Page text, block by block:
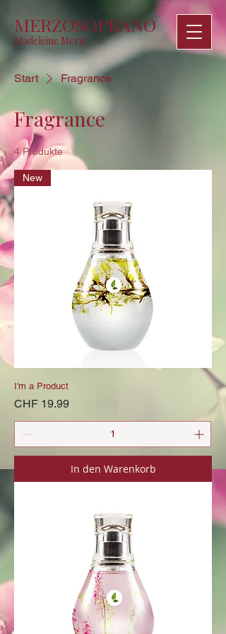
MERZOSOPRANO
Madeleine Merz
Start Fragrance
Fragrance
4 Produkte
New
I'm a Product
Preis
CHF 19.99
In den Warenkorb